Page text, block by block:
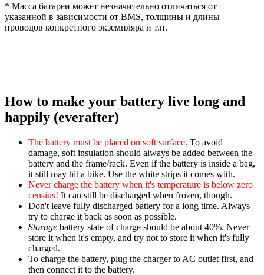
* Масса батареи может незначительно отличаться от
указанной в зависимости от BMS, толщины и длины
проводов конкретного экземпляра и т.п.
How to make your battery live long and
happily (everafter)
The battery must be placed on soft surface. To avoid
damage, soft insulation should always be added between the
battery and the frame/rack. Even if the battery is inside a bag,
it still may hit a bike. Use the white strips it comes with.
Never charge the battery when it's temperature is below zero
censius! It can still be discharged when frozen, though.
Don't leave fully discharged battery for a long time. Always
try to charge it back as soon as possible.
Storage battery state of charge should be about 40%. Never
store it when it's empty, and try not to store it when it's fully
charged.
To charge the battery, plug the charger to AC outlet first, and
then connect it to the battery.